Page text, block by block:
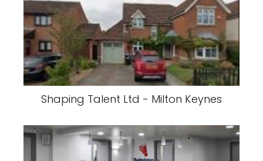
Shaping Talent Ltd - Milton Keynes